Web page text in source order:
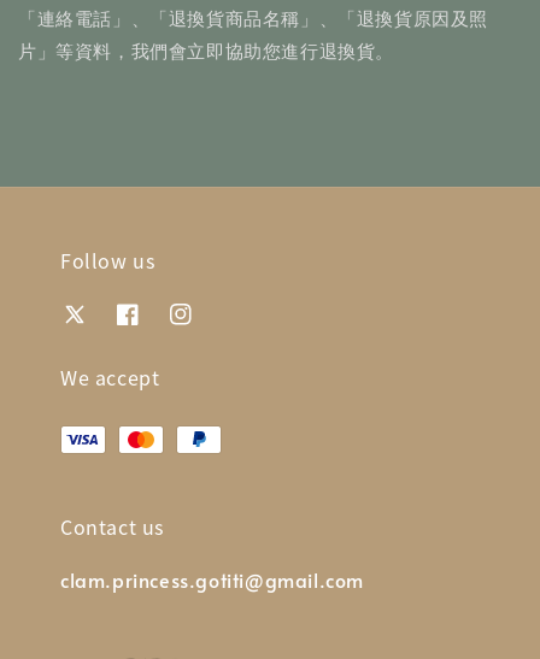
「連絡電話」、「退換貨商品名稱」、「退換貨原因及照
片」等資料，我們會立即協助您進行退換貨。
Follow us
We accept
Contact us
clam.princess.gotiti@gmail.com